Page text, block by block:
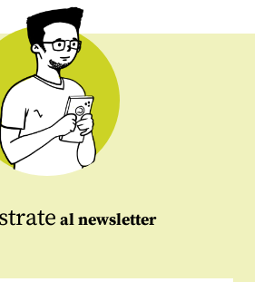
al newsletter